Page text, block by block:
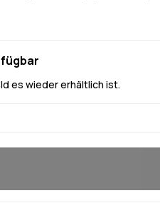
es wieder erhältlich ist.